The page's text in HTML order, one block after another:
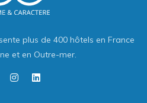
plus de 400 hôtels en France
et en Outre-mer.